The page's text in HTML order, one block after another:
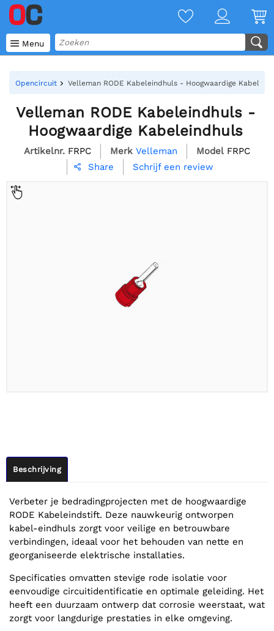
 Menu
Opencircuit Velleman RODE Kabeleindhuls - Hoogwaardige
Velleman RODE Kabeleindhuls -
Hoogwaardige Kabeleindhuls
Artikelnr. FRPC Merk Velleman Model FRPC
 Share Schrijf een review
Beschrijving
Verbeter je bedradingprojecten met de hoogwaardige
RODE Kabeleindstift. Deze nauwkeurig ontworpen
kabel-eindhuls zorgt voor veilige en betrouwbare
verbindingen, ideaal voor het behouden van nette en
georganiseerde elektrische installaties.
Specificaties omvatten stevige rode isolatie voor
eenvoudige circuitidentificatie en optimale geleiding. Het
heeft een duurzaam ontwerp dat corrosie weerstaat, wat
zorgt voor langdurige prestaties in elke omgeving.